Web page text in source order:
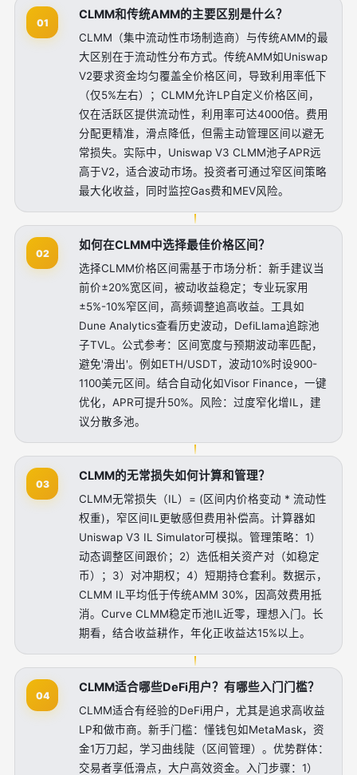
01
CLMM和传统AMM的主要区别是什么？
CLMM（集中流动性市场制造商）与传统AMM的最
大区别在于流动性分布方式。传统AMM如Uniswap
V2要求资金均匀覆盖全价格区间，导致利用率低下
（仅5%左右）；CLMM允许LP自定义价格区间，
仅在活跃区提供流动性，利用率可达4000倍。费用
分配更精准，滑点降低，但需主动管理区间以避无
常损失。实际中，Uniswap V3 CLMM池子APR远
高于V2，适合波动市场。投资者可通过窄区间策略
最大化收益，同时监控Gas费和MEV风险。
02
如何在CLMM中选择最佳价格区间？
选择CLMM价格区间需基于市场分析：新手建议当
前价±20%宽区间，被动收益稳定；专业玩家用
±5%-10%窄区间，高频调整追高收益。工具如
Dune Analytics查看历史波动，DefiLlama追踪池
子TVL。公式参考：区间宽度与预期波动率匹配，
避免'滑出'。例如ETH/USDT，波动10%时设900-
1100美元区间。结合自动化如Visor Finance，一键
优化，APR可提升50%。风险：过度窄化增IL，建
议分散多池。
03
CLMM的无常损失如何计算和管理？
CLMM无常损失（IL）= (区间内价格变动 * 流动性
权重)，窄区间IL更敏感但费用补偿高。计算器如
Uniswap V3 IL Simulator可模拟。管理策略：1）
动态调整区间跟价；2）选低相关资产对（如稳定
币）；3）对冲期权；4）短期持仓套利。数据示，
CLMM IL平均低于传统AMM 30%，因高效费用抵
消。Curve CLMM稳定币池IL近零，理想入门。长
期看，结合收益耕作，年化正收益达15%以上。
04
CLMM适合哪些DeFi用户？有哪些入门门槛？
CLMM适合有经验的DeFi用户，尤其是追求高收益
LP和做市商。新手门槛：懂钱包如MetaMask，资
金1万刀起，学习曲线陡（区间管理）。优势群体：
交易者享低滑点，大户高效资金。入门步骤：1）